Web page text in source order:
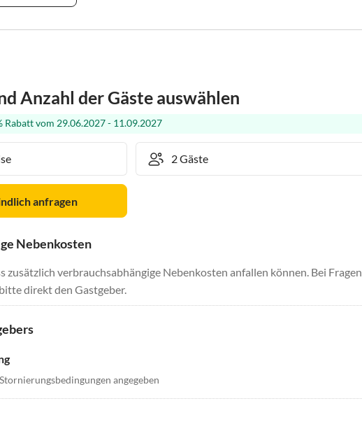
Anzahl der Gäste auswählen
Rabatt vom 29.06.2027 - 11.09.2027
anfragen
Nebenkosten
zusätzlich verbrauchsabhängige Nebenkosten anfallen können. Bei Fragen
direkt den Gastgeber.
angegeben